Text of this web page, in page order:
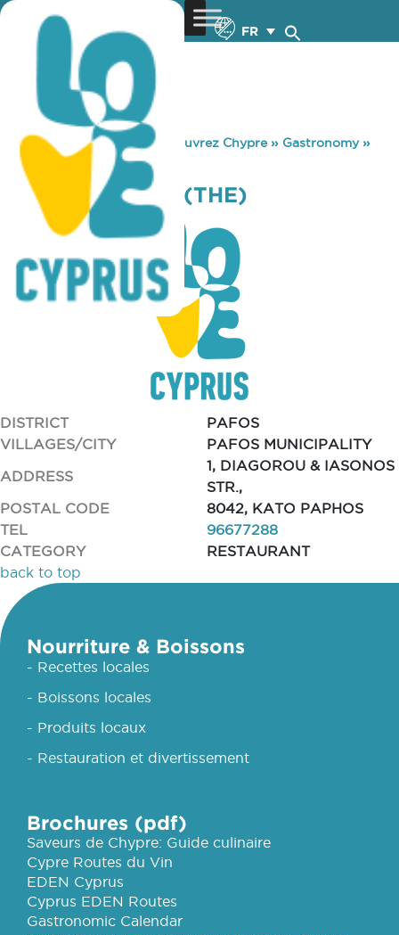
FR
You are here: Home »Découvrez Chypre» Gastronomy»
LODGE – PAFOS (THE)
LODGE – PAFOS (THE)
DISTRICT
PAFOS
VILLAGES/CITY
PAFOS MUNICIPALITY
ADDRESS
1, DIAGOROU & IASONOS
STR.,
POSTAL CODE
8042, KATO PAPHOS
TEL
96677288
CATEGORY
RESTAURANT
back to top
Nourriture & Boissons
- Recettes locales
- Boissons locales
- Produits locaux
- Restauration et divertissement
Brochures (pdf)
Saveurs de Chypre: Guide culinaire
Cypre Routes du Vin
EDEN Cyprus
Cyprus EDEN Routes
Gastronomic Calendar